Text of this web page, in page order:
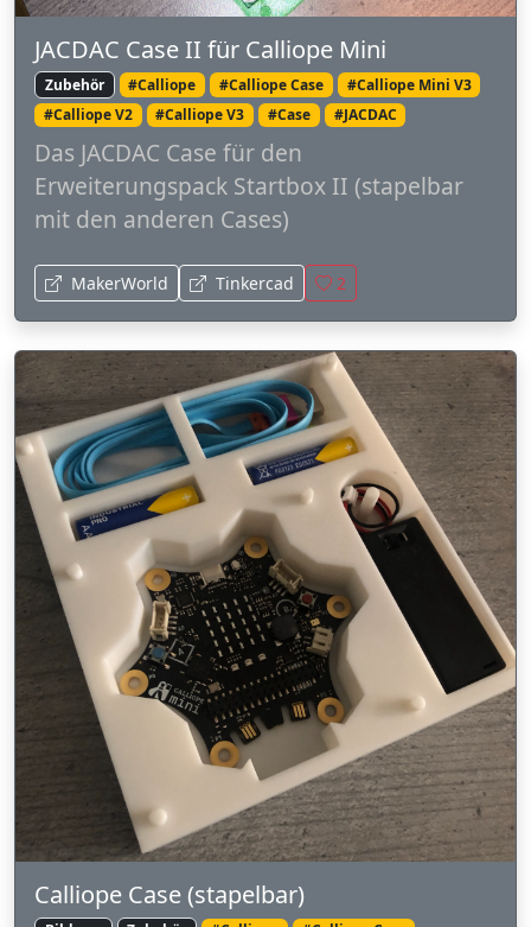
JACDAC Case II für Calliope Mini
Zubehör #Calliope #Calliope Case
#Calliope Mini V3
#Calliope V2
#Calliope V3 #Case #JACDAC
Das JACDAC Case für den
Erweiterungspack Startbox II (stapelbar
mit den anderen Cases)
MakerWorld Tinkercad 2
Calliope Case (stapelbar)